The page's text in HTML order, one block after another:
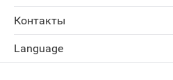
Контакты
Language